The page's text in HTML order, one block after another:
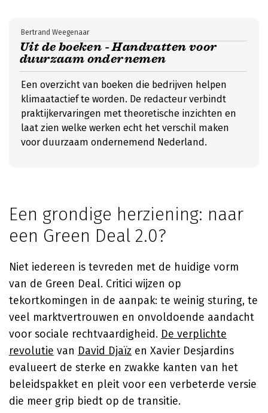
Uit de boeken - Handvatten voor
duurzaam ondernemen
Bertrand Weegenaar
Een overzicht van boeken die bedrijven helpen
klimaatactief te worden. De redacteur verbindt
praktijkervaringen met theoretische inzichten en
laat zien welke werken echt het verschil maken
voor duurzaam ondernemend Nederland.
Een grondige herziening: naar
een Green Deal 2.0?
Niet iedereen is tevreden met de huidige vorm
van de Green Deal. Critici wijzen op
tekortkomingen in de aanpak: te weinig sturing, te
veel marktvertrouwen en onvoldoende aandacht
voor sociale rechtvaardigheid. De verplichte
revolutie van David Djaïz en Xavier Desjardins
evalueert de sterke en zwakke kanten van het
beleidspakket en pleit voor een verbeterde versie
die meer grip biedt op de transitie.